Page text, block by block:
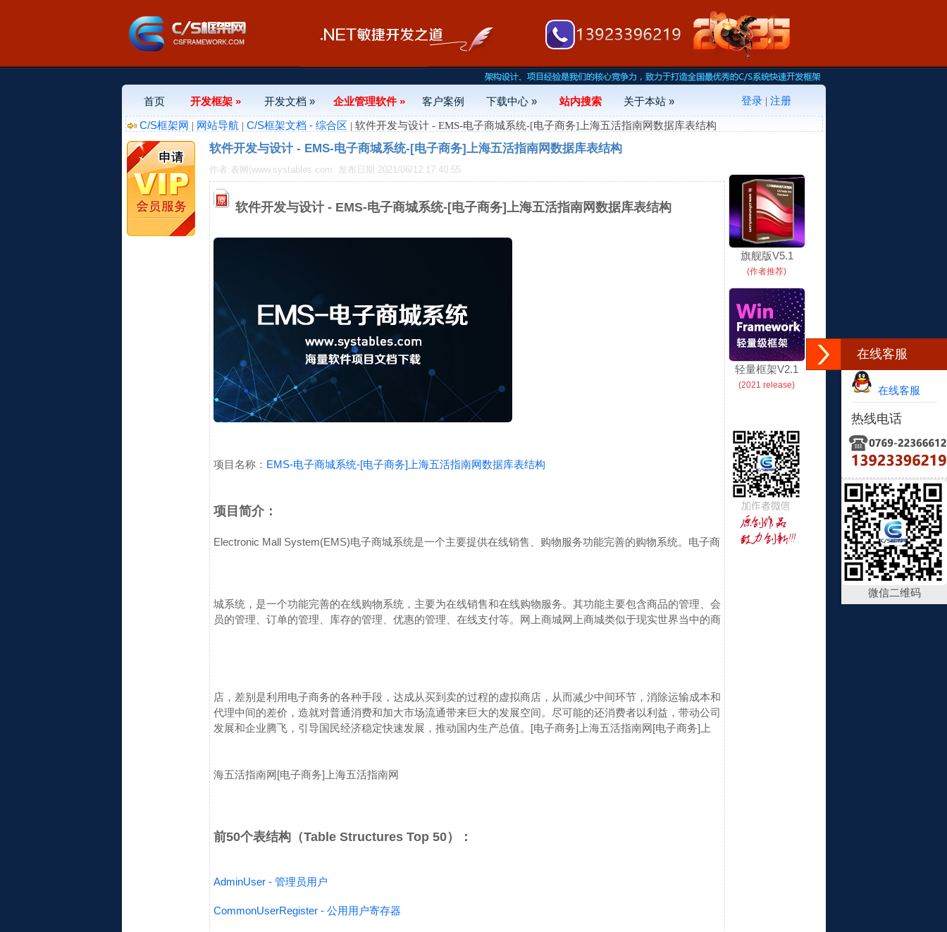
在线客服
在线客服
热线电话
微信二维码
首页 开发框架 » 开发文档 » 企业管理软件 » 客户案例 下载中心 » 站内搜索 关于本站 » 登录| 注册
C/S框架网 | 网站导航 | C/S框架文档 - 综合区 | 软件开发与设计 - EMS-电子商城系统-[电子商务]上海五活指南网数据库表结构
软件开发与设计 - EMS-电子商城系统-[电子商务]上海五活指南网数据库表结构
作者:表网(www.systables.com 发布日期:2021/06/12 17:40:55
软件开发与设计 - EMS-电子商城系统-[电子商务]上海五活指南网数据库表结构
项目名称： EMS-电子商城系统-[电子商务]上海五活指南网数据库表结构
项目简介：
Electronic Mall System(EMS)电子商城系统是一个主要提供在线销售、购物服务功能完善的购物系统。 电子商
城系统，是一个功能完善的在线购物系统，主要为在线销售和在线购物服务。其功能主要包含商品的管理、会
员的管理、订单的管理、库存的管理、优惠的管理、在线支付等。 网上商城网上商城类似于现实世界当中的商
店，差别是利用电子商务的各种手段，达成从买到卖的过程的虚拟商店，从而减少中间环节，消除运输成本和
代理中间的差价，造就对普通消费和加大市场流通带来巨大的发展空间。尽可能的还消费者以利益，带动公司
发展和企业腾飞，引导国民经济稳定快速发展，推动国内生产总值。 [电子商务]上海五活指南网[电子商务]上
海五活指南网[电子商务]上海五活指南网
前50个表结构（Table Structures Top 50）：
AdminUser - 管理员用户
CommonUserRegister - 公用用户寄存器
旗舰版V5.1
(作者推荐)
轻量框架V2.1
(2021 release)